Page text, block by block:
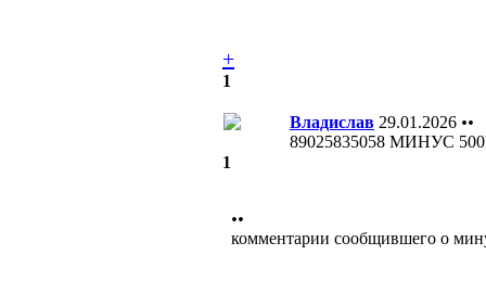
+
1
Владислав 29.01.2026 ••
89025835058 МИНУС
1
••
комментарии сообщившего о